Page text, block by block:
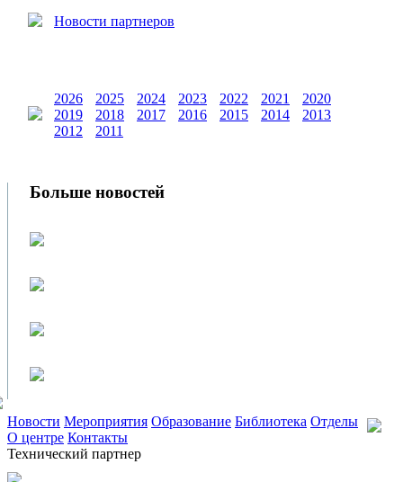
Новости партнеров
2026 2025 2024 2023 2022 2021
2020
2019
2018 2017 2016 2015 2014
2013
2012
2011
Больше новостей
Новости Мероприятия Образование Библиотека Отделы
О центре Контакты
Технический партнер